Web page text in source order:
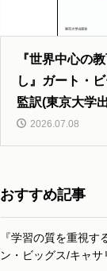
『世界中心の
し』ガート・
監訳(東京大学
2026.07.08
おすすめ記事
『学習の質を重視す
ン・ビッグス/キャサ